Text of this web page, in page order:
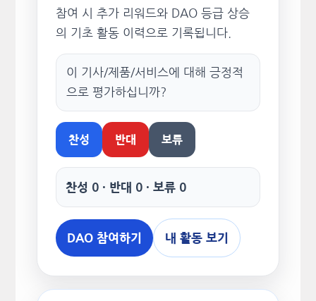
참여 시 추가 리워드와 DAO 등급 상승
의 기초 활동 이력으로 기록됩니다.
이 기사/제품/서비스에 대해 긍정적
으로 평가하십니까?
찬성 반대 보류
찬성 0 · 반대 0 · 보류 0
DAO 참여하기 내 활동 보기